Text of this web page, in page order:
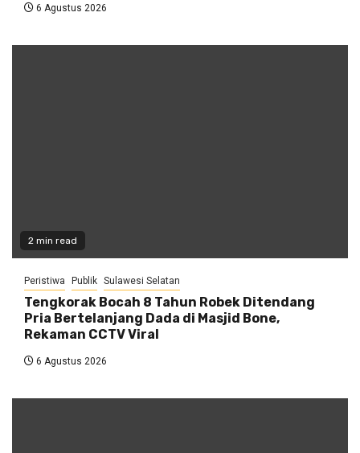
6 Agustus 2026
2 min read
Peristiwa Publik Sulawesi Selatan
Tengkorak Bocah 8 Tahun Robek Ditendang
Pria Bertelanjang Dada di Masjid Bone,
Rekaman CCTV Viral
6 Agustus 2026